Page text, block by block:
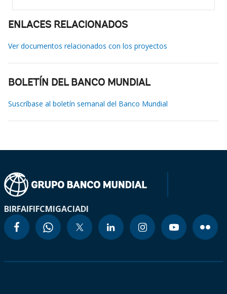
ENLACES RELACIONADOS
Ver documentos relacionados con los proyectos
BOLETÍN DEL BANCO MUNDIAL
Suscríbase al boletín semanal del Banco Mundial
BIRFAIFIFCMIGACIADI